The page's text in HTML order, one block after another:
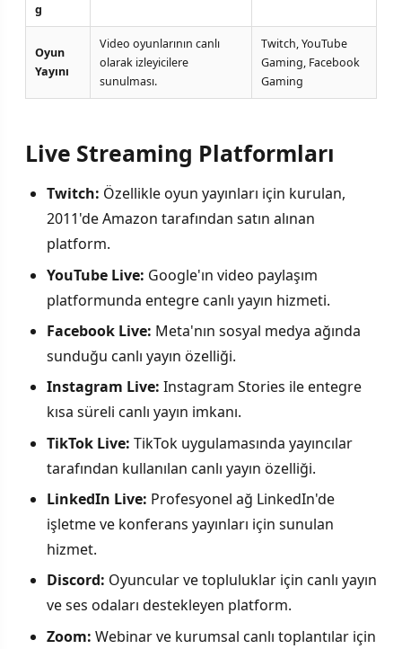
g
Oyun
Yayını
Video oyunlarının canlı
olarak izleyicilere
sunulması.
Twitch, YouTube
Gaming, Facebook
Gaming
Live Streaming Platformları
Twitch: Özellikle oyun yayınları için kurulan,
2011'de Amazon tarafından satın alınan
platform.
YouTube Live: Google'ın video paylaşım
platformunda entegre canlı yayın hizmeti.
Facebook Live: Meta'nın sosyal medya ağında
sunduğu canlı yayın özelliği.
Instagram Live: Instagram Stories ile entegre
kısa süreli canlı yayın imkanı.
TikTok Live: TikTok uygulamasında yayıncılar
tarafından kullanılan canlı yayın özelliği.
LinkedIn Live: Profesyonel ağ LinkedIn'de
işletme ve konferans yayınları için sunulan
hizmet.
Discord: Oyuncular ve topluluklar için canlı yayın
ve ses odaları destekleyen platform.
Zoom: Webinar ve kurumsal canlı toplantılar için